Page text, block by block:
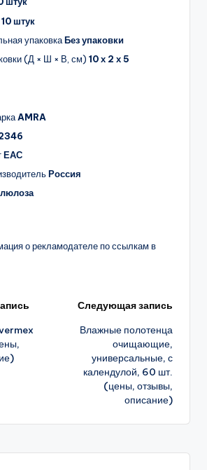
штук
упаковкаБез упаковки
(Д × Ш × В, см) 10 х 2 х 5
AMRA
ЕАС
Россия
о рекламодателе по ссылкам в
Следующая запись
Влажные полотенца
очищающие,
универсальные, с
календулой, 60 шт.
(цены, отзывы,
описание)